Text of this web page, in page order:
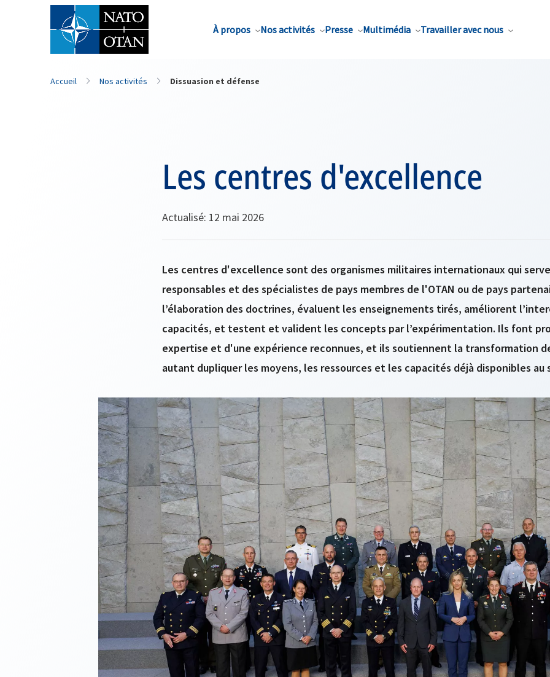
À propos Nos activités Presse Multimédia Travailler avec nous
Nom de famille*
Accueil Nos activités Dissuasion et défense
Les centres d'excellence
Actualisé: 12 mai 2026
Les centres d'excellence sont des organismes militaires internationaux qui
responsables et des spécialistes de pays membres de l'OTAN ou de pays
l’élaboration des doctrines, évaluent les enseignements tirés, améliorent
capacités, et testent et valident les concepts par l’expérimentation. Ils font
expertise et d'une expérience reconnues, et ils soutiennent la transformation de
autant dupliquer les moyens, les ressources et les capacités déjà disponibles au